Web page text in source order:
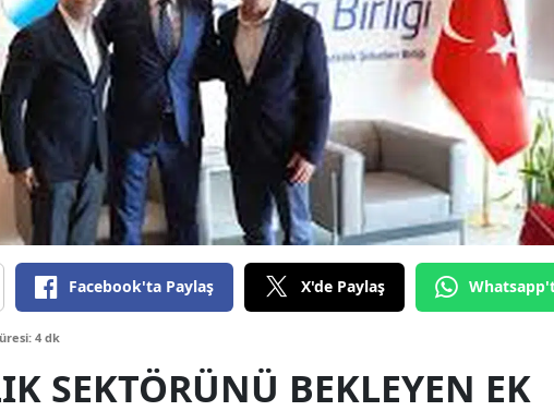
Çanakkale
Çankırı
Çorum
Denizli
Diyarbakır
Edirne
Elazığ
Erzurum
Facebook'ta Paylaş X'de Paylaş
4 dk
SEKTÖRÜNÜ BEKLEYEN EK